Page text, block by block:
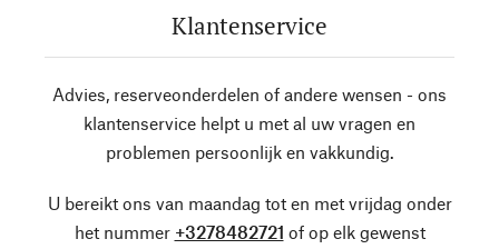
Klantenservice
Advies, reserveonderdelen of andere wensen - ons
klantenservice helpt u met al uw vragen en
problemen persoonlijk en vakkundig.
U bereikt ons van maandag tot en met vrijdag onder
het nummer +3278482721 of op elk gewenst